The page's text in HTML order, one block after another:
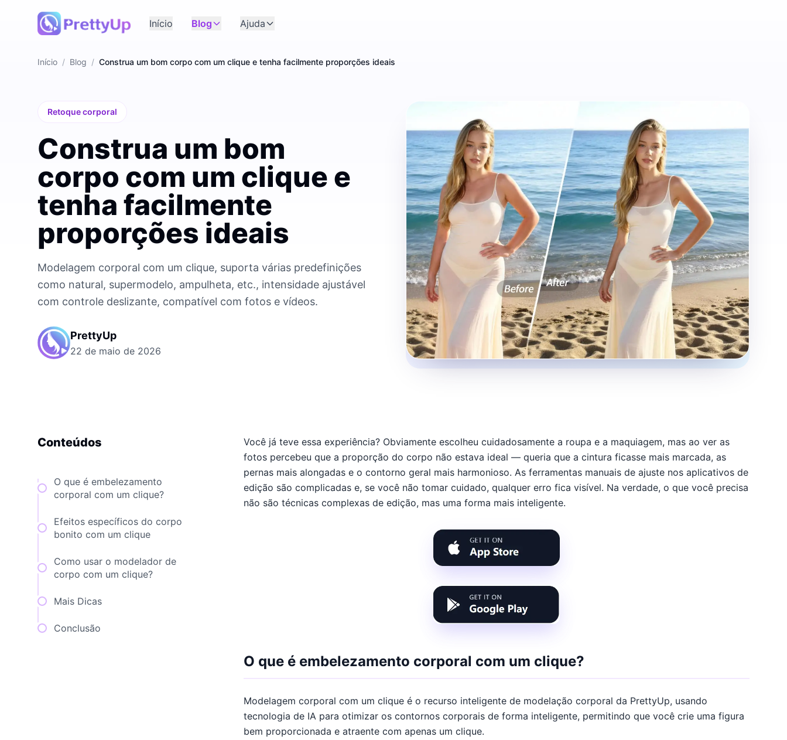
Início Blog Ajuda
Início / Blog / Construa um bom corpo com um clique e tenha facilmente proporções ideais
Retoque corporal
Construa um bom
corpo com um clique e
tenha facilmente
proporções ideais
Modelagem corporal com um clique, suporta várias predefinições
como natural, supermodelo, ampulheta, etc., intensidade ajustável
com controle deslizante, compatível com fotos e vídeos.
PrettyUp
22 de maio de 2026
Conteúdos
O que é embelezamento
corporal com um clique?
Efeitos específicos do corpo
bonito com um clique
Como usar o modelador de
corpo com um clique?
Mais Dicas
Conclusão
Você já teve essa experiência? Obviamente escolheu cuidadosamente a roupa e a maquiagem, mas ao ver as
fotos percebeu que a proporção do corpo não estava ideal — queria que a cintura ficasse mais marcada, as
pernas mais alongadas e o contorno geral mais harmonioso. As ferramentas manuais de ajuste nos aplicativos de
edição são complicadas e, se você não tomar cuidado, qualquer erro fica visível. Na verdade, o que você precisa
não são técnicas complexas de edição, mas uma forma mais inteligente.
O que é embelezamento corporal com um clique?
Modelagem corporal com um clique é o recurso inteligente de modelação corporal da PrettyUp, usando
tecnologia de IA para otimizar os contornos corporais de forma inteligente, permitindo que você crie uma figura
bem proporcionada e atraente com apenas um clique.